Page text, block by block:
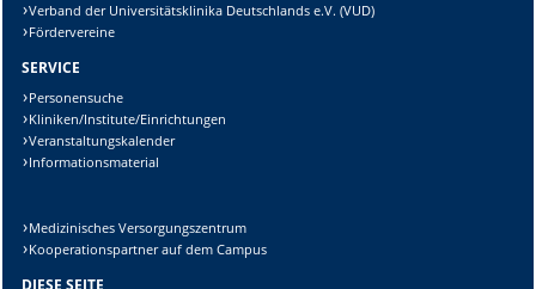
Verband der Universitätsklinika Deutschlands e.V. (VUD)
Fördervereine
SERVICE
Personensuche
Kliniken/Institute/Einrichtungen
Veranstaltungskalender
Informationsmaterial
Medizinisches Versorgungszentrum
Kooperationspartner auf dem Campus
DIESE SEITE